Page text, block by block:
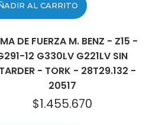
AL CARRITO
DE FUERZA M. BENZ - Z15 -
12 G330LV G221LV SIN
- TORK - 28T29.132 -
20517
$1.455.670